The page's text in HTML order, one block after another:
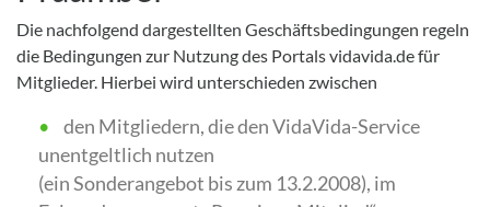
Die nachfolgend dargestellten Geschäftsbedingungen regeln
die Bedingungen zur Nutzung des Portals vidavida.de für
Mitglieder. Hierbei wird unterschieden zwischen
den Mitgliedern, die den VidaVida-Service
unentgeltlich nutzen
(ein Sonderangebot bis zum 13.2.2008), im